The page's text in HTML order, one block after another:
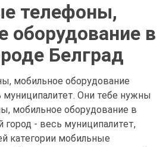
телефоны,
оборудование в
Белград
мобильное оборудование
Они тебе нужны
мобильное оборудование в
город - весь муниципалитет,
категории мобильные